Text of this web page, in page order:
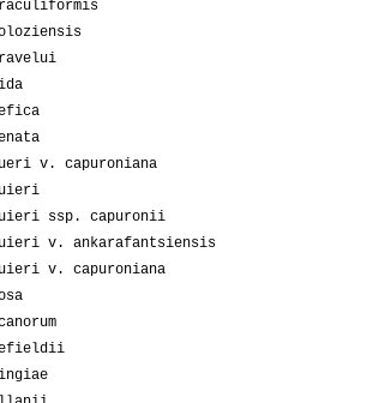
v. capuroniana
ssp. capuronii
v. ankarafantsiensis
v. capuroniana